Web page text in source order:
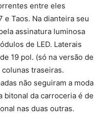
entre eles
e Taos. Na dianteira seu
assinatura luminosa
de LED. Laterais
19 pol. (só na versão de
traseiras.
não seguiram a moda
bitonal da carroceria é de
nas duas outras.